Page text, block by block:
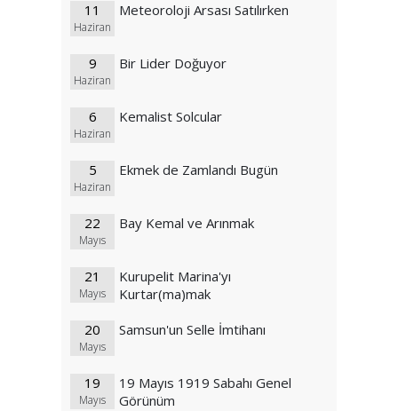
11
Haziran
Meteoroloji Arsası Satılırken
9
Haziran
Bir Lider Doğuyor
6
Haziran
Kemalist Solcular
5
Haziran
Ekmek de Zamlandı Bugün
22
Mayıs
Bay Kemal ve Arınmak
21
Mayıs
Kurupelit Marina'yı
Kurtar(ma)mak
20
Mayıs
Samsun'un Selle İmtihanı
19
Mayıs
19 Mayıs 1919 Sabahı Genel
Görünüm